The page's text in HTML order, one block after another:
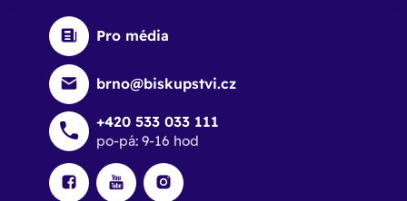
Pro média
brno@biskupstvi.cz
+420 533 033 111
po-pá: 9-16 hod